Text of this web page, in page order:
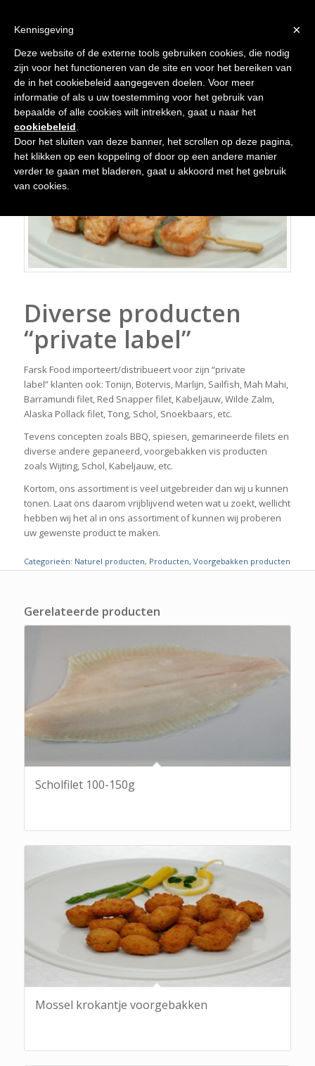
Diverse producten
“private label”
Farsk Food importeert/distribueert voor zijn “private
label” klanten ook: Tonijn, Botervis, Marlijn, Sailfish, Mah Mahi,
Barramundi filet, Red Snapper filet, Kabeljauw, Wilde Zalm,
Alaska Pollack filet, Tong, Schol, Snoekbaars, etc.
Tevens concepten zoals BBQ, spiesen, gemarineerde filets en
diverse andere gepaneerd, voorgebakken vis producten
zoals Wijting, Schol, Kabeljauw, etc.
Kortom, ons assortiment is veel uitgebreider dan wij u kunnen
tonen. Laat ons daarom vrijblijvend weten wat u zoekt, wellicht
hebben wij het al in ons assortiment of kunnen wij proberen
uw gewenste product te maken.
Categorieën: Naturel producten, Producten, Voorgebakken producten
Gerelateerde producten
Scholfilet 100-150g
Mossel krokantje voorgebakken
×
Kennisgeving
Deze website of de externe tools gebruiken cookies, die nodig
zijn voor het functioneren van de site en voor het bereiken van
de in het cookiebeleid aangegeven doelen. Voor meer
informatie of als u uw toestemming voor het gebruik van
bepaalde of alle cookies wilt intrekken, gaat u naar het
cookiebeleid
Door het sluiten van deze banner, het scrollen op deze pagina,
het klikken op een koppeling of door op een andere manier
verder te gaan met bladeren, gaat u akkoord met het gebruik
van cookies.